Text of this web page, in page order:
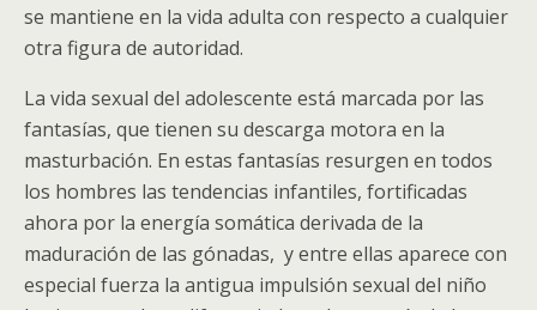
se mantiene en la vida adulta con respecto a cualquier
otra figura de autoridad.
La vida sexual del adolescente está marcada por las
fantasías, que tienen su descarga motora en la
masturbación. En estas fantasías resurgen en todos
los hombres las tendencias infantiles, fortificadas
ahora por la energía somática derivada de la
maduración de las gónadas, y entre ellas aparece con
especial fuerza la antigua impulsión sexual del niño